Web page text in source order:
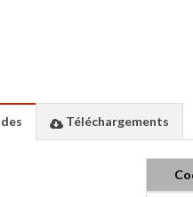
Téléchargements